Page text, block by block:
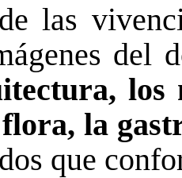
las
del
los
la
que